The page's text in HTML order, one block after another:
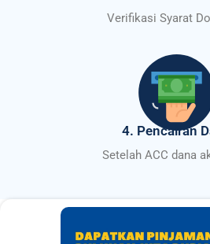
Verifikasi Syarat
4. Pencairan
Setelah ACC dana